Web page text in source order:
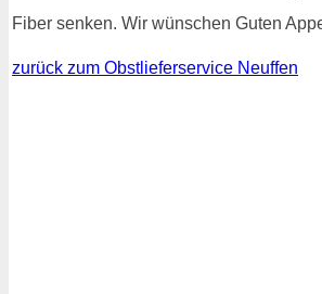
Fiber senken. Wir wünschen Guten
zurück zum Obstlieferservice Neuffen